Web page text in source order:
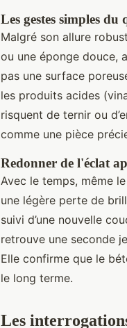
Les gestes simples du
Malgré son allure
ou une éponge douce,
pas une surface
les produits acides
risquent de ternir ou
comme une pièce
Redonner de l'éclat
Avec le temps, même
une légère perte de
suivi d’une nouvelle
retrouve une seconde
Elle confirme que le
le long terme.
Les